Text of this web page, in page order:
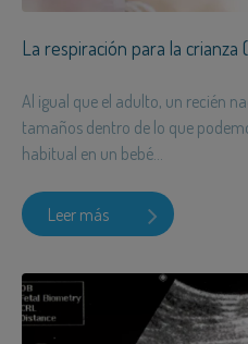
La respiración para la crianza
Al igual que el adulto, un recién
tamaños dentro de lo que
habitual en un bebé...
Leer más